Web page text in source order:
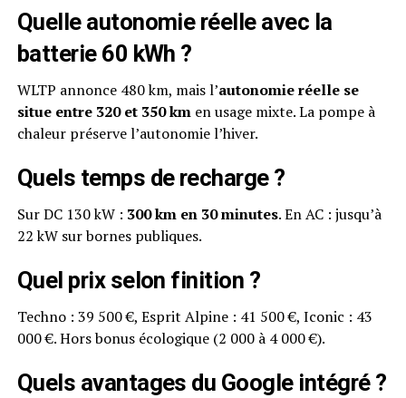
Quelle autonomie réelle avec la
batterie 60 kWh ?
WLTP annonce 480 km, mais l’autonomie réelle se
situe entre 320 et 350 kmen usage mixte. La pompe à
chaleur préserve l’autonomie l’hiver.
Quels temps de recharge ?
Sur DC 130 kW : 300 km en 30 minutes. En AC : jusqu’à
22 kW sur bornes publiques.
Quel prix selon finition ?
Techno : 39 500 €, Esprit Alpine : 41 500 €, Iconic : 43
000 €. Hors bonus écologique (2 000 à 4 000 €).
Quels avantages du Google intégré ?